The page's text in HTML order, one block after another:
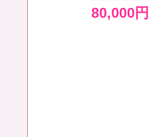
80,000円